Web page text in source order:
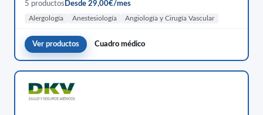
5 productos Desde 29,00€/mes
Alergología Anestesiología Angiología y Cirugía Vascular
Ver productos Cuadro médico